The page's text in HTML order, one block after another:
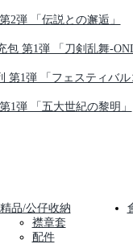
2弾 「伝説との邂逅」
包 第1弾 「刀剣乱舞-
第1弾 「フェスティバル
1弾 「五大世紀の黎明」
精品/公仔收納
襟章套
配件